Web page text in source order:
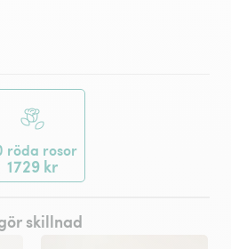
röda rosor
1729 kr
skillnad